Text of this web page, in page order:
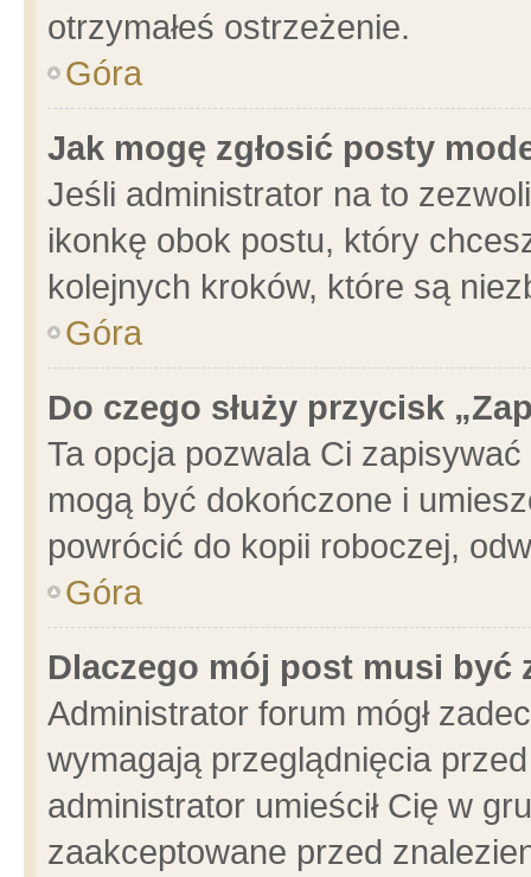
otrzymałeś ostrzeżenie.
Góra
Jak mogę zgłosić posty
Jeśli administrator na to
ikonkę obok postu, który
kolejnych kroków, które są
Góra
Do czego służy przycisk
Ta opcja pozwala Ci
mogą być dokończone i
powrócić do kopii roboczej,
Góra
Dlaczego mój post musi być
Administrator forum mógł
wymagają przeglądnięcia
administrator umieścił Cię w
zaakceptowane przed